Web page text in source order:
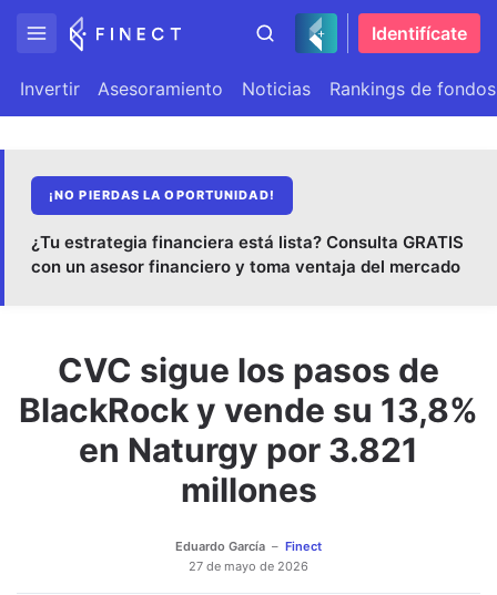
Identifícate
Invertir Asesoramiento Noticias Rankings de fondos
¡NO PIERDAS LA OPORTUNIDAD!
¿Tu estrategia financiera está lista? Consulta GRATIS
con un asesor financiero y toma ventaja del mercado
CVC sigue los pasos de
BlackRock y vende su 13,8%
en Naturgy por 3.821
millones
Eduardo García
Finect
27 de mayo de 2026